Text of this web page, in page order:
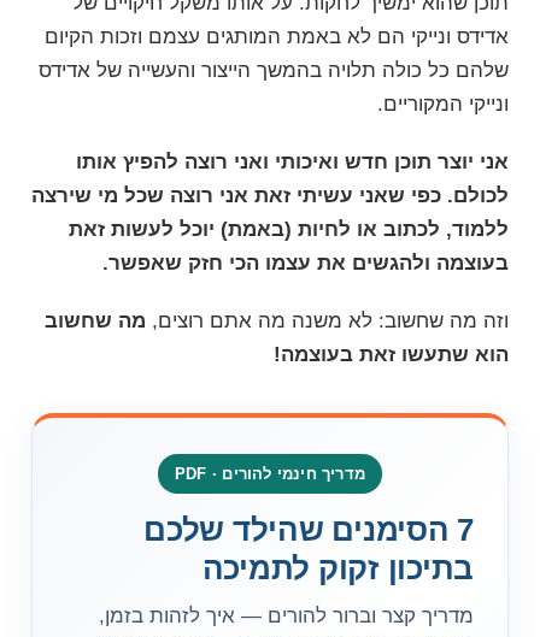
אדידס ונייקי הם לא באמת המותגים עצמם וזכות הקיום
שלהם כל כולה תלויה בהמשך הייצור והעשייה של אדידס
ונייקי המקוריים.
אני יוצר תוכן חדש ואיכותי ואני רוצה להפיץ אותו
לכולם. כפי שאני עשיתי זאת אני רוצה שכל מי שירצה
ללמוד, לכתוב או לחיות (באמת) יוכל לעשות זאת
בעוצמה ולהגשים את עצמו הכי חזק שאפשר.
וזה מה שחשוב: לא משנה מה אתם רוצים, מה שחשוב
הוא שתעשו זאת בעוצמה!
מדריך חינמי להורים · PDF
7 הסימנים שהילד שלכם
בתיכון זקוק לתמיכה
מדריך קצר וברור להורים — איך לזהות בזמן,